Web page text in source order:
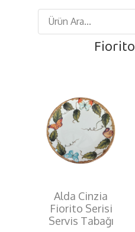
Alda Cinzia
Fiorito Serisi
Servis Tabağı